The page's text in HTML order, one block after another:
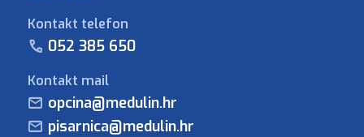
Kontakt telefon
052 385 650
Kontakt mail
opcina@medulin.hr
pisarnica@medulin.hr